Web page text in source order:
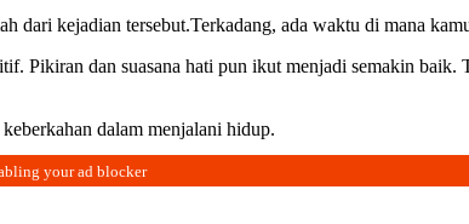
dari kejadian tersebut.Terkadang, ada waktu di mana
Pikiran dan suasana hati pun ikut menjadi semakin baik.
dalam menjalani hidup.